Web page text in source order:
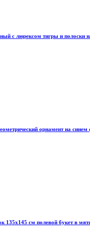
с люрексом тигры и полоски
орнамент на синем
см полевой букет в